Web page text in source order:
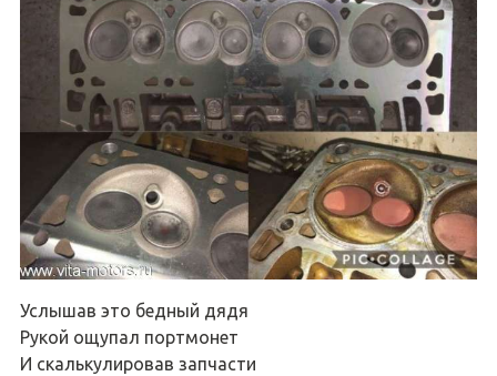
Услышав это бедный дядя
Рукой ощупал портмонет
И скалькулировав запчасти